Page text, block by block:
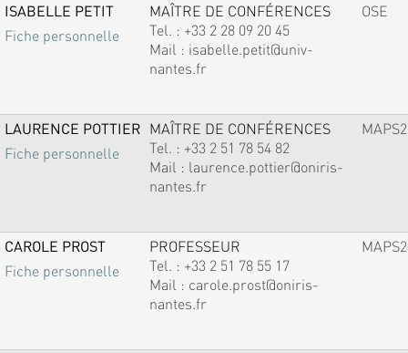
ISABELLE PETIT
Fiche personnelle
MAÎTRE DE CONFÉRENCES
Tel. : +33 2 28 09 20 45
Mail : isabelle.petit@univ-
nantes.fr
OSE
LAURENCE POTTIER
Fiche personnelle
MAÎTRE DE CONFÉRENCES
Tel. : +33 2 51 78 54 82
Mail : laurence.pottier@oniris-
nantes.fr
MAPS2
CAROLE PROST
Fiche personnelle
PROFESSEUR
Tel. : +33 2 51 78 55 17
Mail : carole.prost@oniris-
nantes.fr
MAPS2